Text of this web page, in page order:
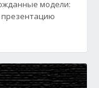
модели: